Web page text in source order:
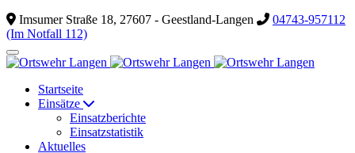
Imsumer Straße 18, 27607 - Geestland-Langen
04743-957112
(Im Notfall 112)
Startseite
Einsätze
Einsatzberichte
Einsatzstatistik
Aktuelles